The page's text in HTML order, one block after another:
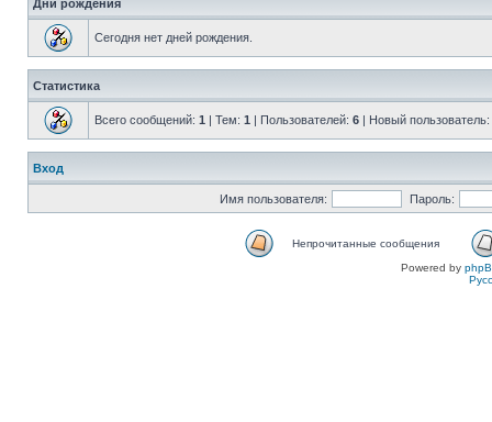
Дни рождения
Сегодня нет дней рождения.
Статистика
Всего сообщений: 1 | Тем: 1 | Пользователей: 6 | Новый пользователь:
Вход
Имя пользователя: Пароль:
Непрочитанные сообщения
Powered by